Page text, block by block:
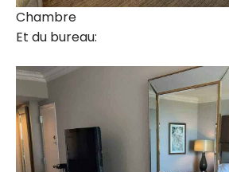
Chambre
Et du bureau: